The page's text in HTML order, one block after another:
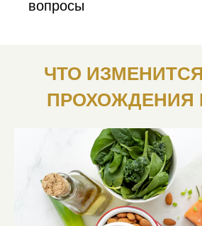
вопросы
ЧТО
ПРОХОЖДЕНИЯ